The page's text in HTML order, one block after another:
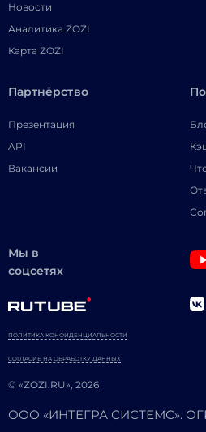
Новости
Аналитика ZOZI
Карта ZOZI
Партнёрство
Презентация
API
Вакансии
Мы в
соцсетях
© «ZOZI.RU», 2026
ПОЛИТИКА КОНФИДЕНЦИАЛЬНОСТИ
СОГЛАСИЕ НА ОБРАБОТКУ ДАННЫХ
ООО «ИНТЕГРА СИСТЕМС».